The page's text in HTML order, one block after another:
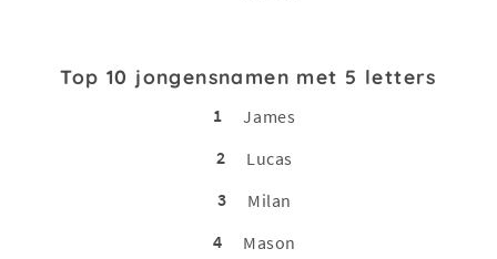
Top 10 jongensnamen met 5 letters
1
James
2
Lucas
3
Milan
4
Mason